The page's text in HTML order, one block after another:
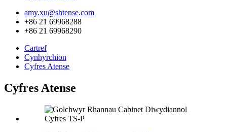
amy.xu@shtense.com
+86 21 69968288
+86 21 69968290
Cartref
Cynhyrchion
Cyfres Atense
Cyfres Atense